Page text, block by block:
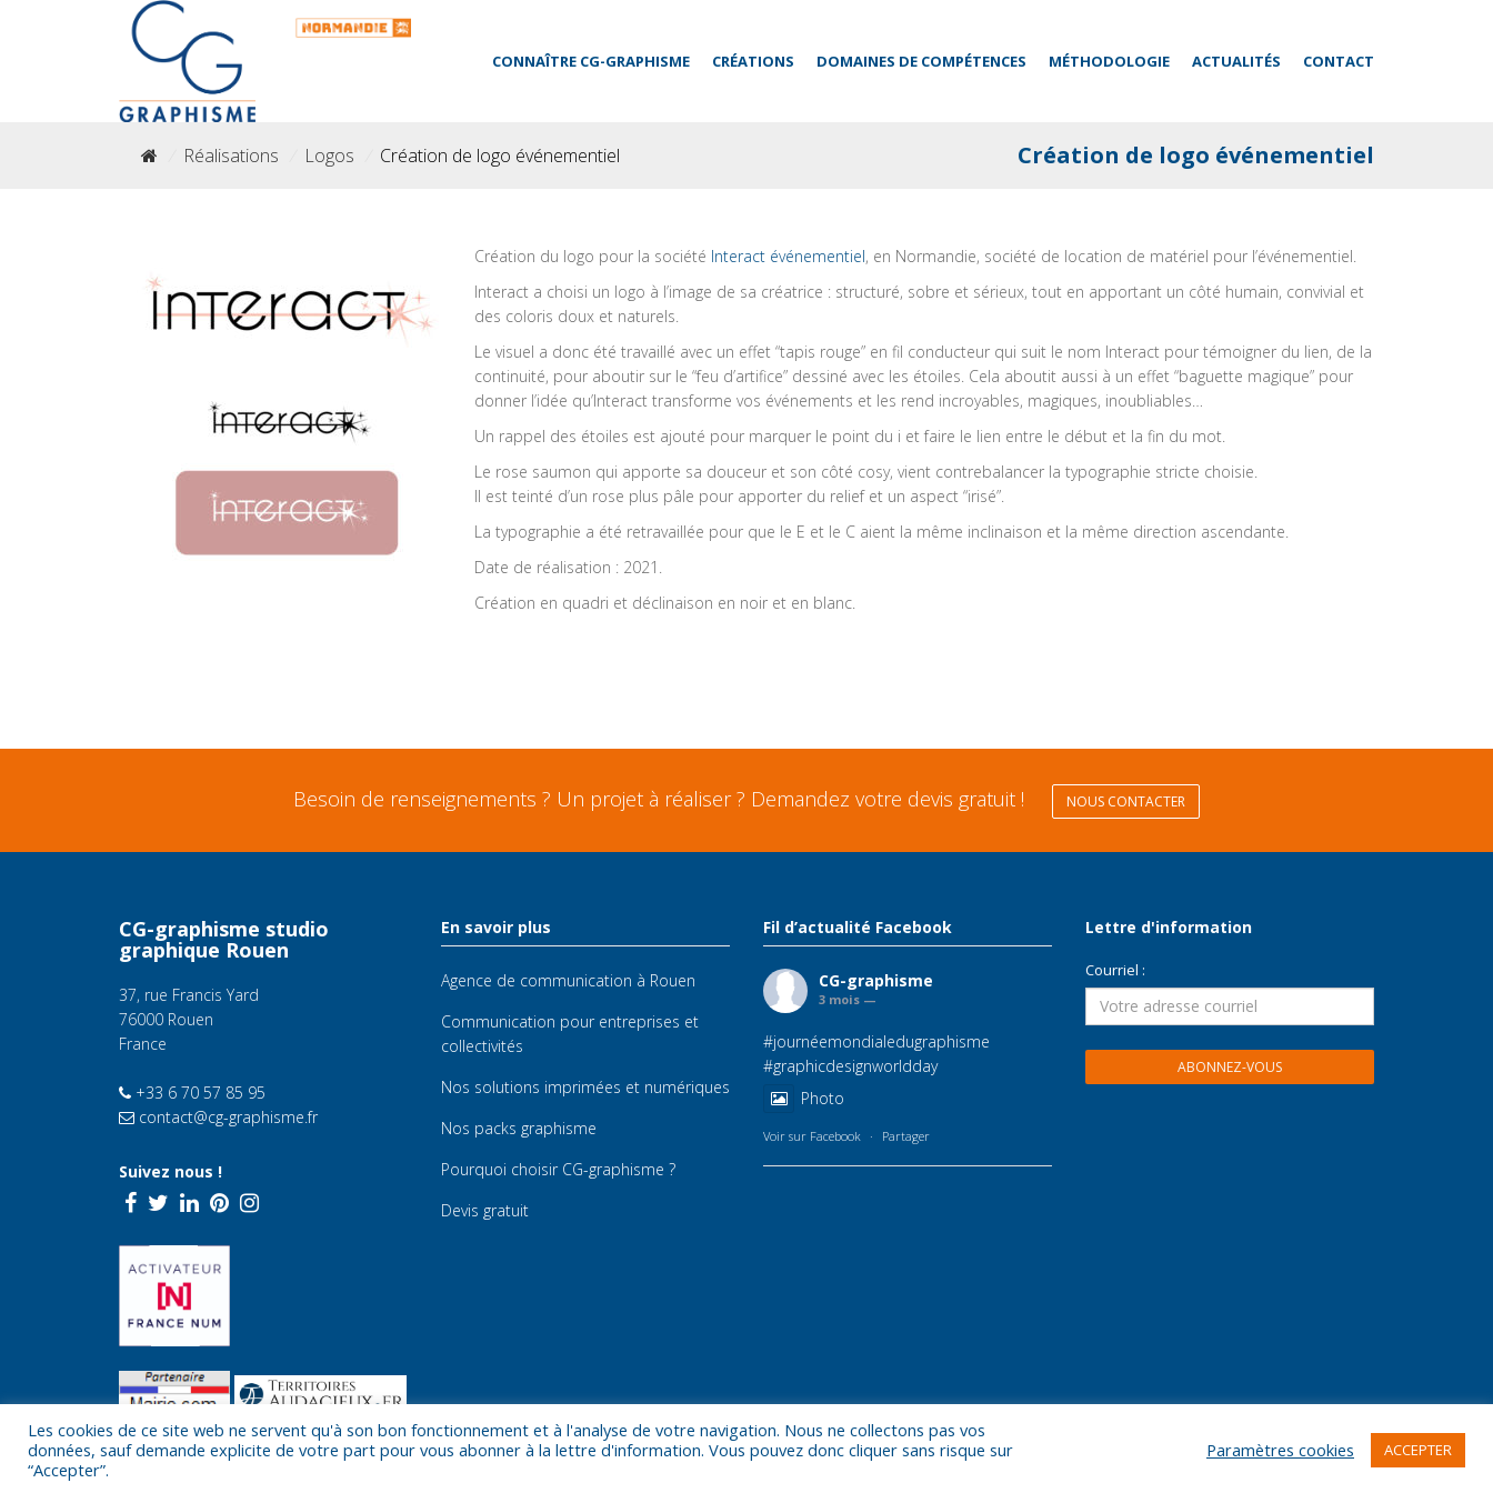
CONNAÎTRE CG-GRAPHISME CRÉATIONS DOMAINES DE COMPÉTENCES MÉTHODOLOGIE ACTUALITÉS CONTACT
Réalisations Logos Création de logo événementiel Création de logo événementiel
Création du logo pour la société Interact événementiel, en Normandie, société de location de matériel pour l’événementiel.
Interact a choisi un logo à l’image de sa créatrice : structuré, sobre et sérieux, tout en apportant un côté humain, convivial et
des coloris doux et naturels.
Le visuel a donc été travaillé avec un effet “tapis rouge” en fil conducteur qui suit le nom Interact pour témoigner du lien, de la
continuité, pour aboutir sur le “feu d’artifice” dessiné avec les étoiles. Cela aboutit aussi à un effet “baguette magique” pour
donner l’idée qu’Interact transforme vos événements et les rend incroyables, magiques, inoubliables…
Un rappel des étoiles est ajouté pour marquer le point du i et faire le lien entre le début et la fin du mot.
Le rose saumon qui apporte sa douceur et son côté cosy, vient contrebalancer la typographie stricte choisie.
Il est teinté d’un rose plus pâle pour apporter du relief et un aspect “irisé”.
La typographie a été retravaillée pour que le E et le C aient la même inclinaison et la même direction ascendante.
Date de réalisation : 2021.
Création en quadri et déclinaison en noir et en blanc.
Besoin de renseignements ? Un projet à réaliser ? Demandez votre devis gratuit ! NOUS CONTACTER
CG-graphisme studio
graphique Rouen
37, rue Francis Yard
76000 Rouen
France
+33 6 70 57 85 95
contact@cg-graphisme.fr
Suivez nous !
En savoir plus
Agence de communication à Rouen
Communication pour entreprises et
collectivités
Nos solutions imprimées et numériques
Nos packs graphisme
Pourquoi choisir CG-graphisme ?
Devis gratuit
Fil d’actualité Facebook
CG-graphisme
3 mois —
#journéemondialedugraphisme
#graphicdesignworldday
Photo
Voir sur Facebook · Partager
Lettre d'information
Courriel :
Les cookies de ce site web ne servent qu'à son bon fonctionnement et à l'analyse de votre navigation. Nous ne collectons pas vos
données, sauf demande explicite de votre part pour vous abonner à la lettre d'information. Vous pouvez donc cliquer sans risque sur
“Accepter”.
Paramètres cookies ACCEPTER